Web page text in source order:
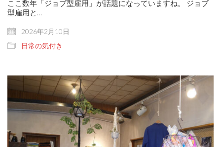
ここ数年「ジョブ型雇用」が話題になっていますね。 ジョブ
型雇用と…
2026年2月10日
日常の気付き